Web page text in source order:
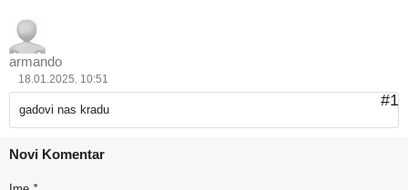
armando
18.01.2025. 10:51
#1
gadovi nas kradu
Novi Komentar